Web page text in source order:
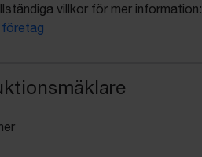
villkor för mer information:
företag